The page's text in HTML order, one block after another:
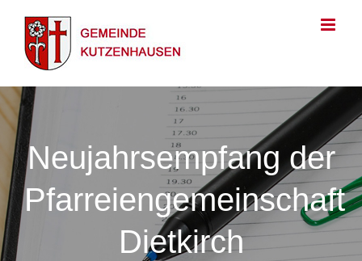
Inhalt
springen
Neujahrsempfang der
Pfarreiengemeinschaft
Dietkirch